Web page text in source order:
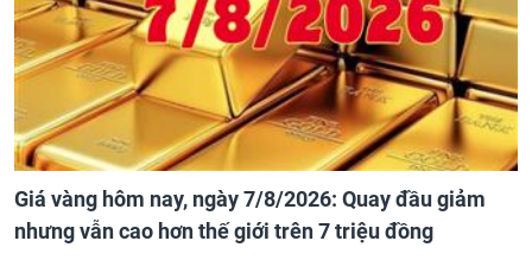
Giá vàng hôm nay, ngày 7/8/2026: Quay đầu giảm
nhưng vẫn cao hơn thế giới trên 7 triệu đồng